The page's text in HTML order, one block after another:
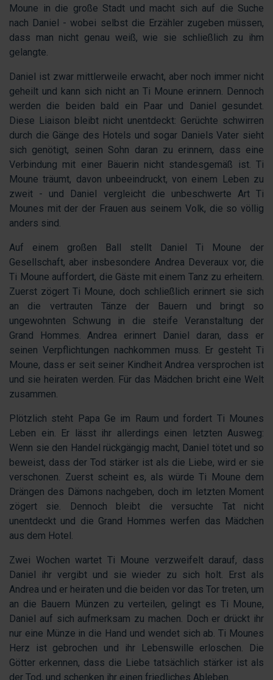
Moune in die große Stadt und macht sich auf die Suche
nach Daniel - wobei selbst die Erzähler zugeben müssen,
dass man nicht genau weiß, wie sie schließlich zu ihm
gelangte.
Daniel ist zwar mittlerweile erwacht, aber noch immer nicht
geheilt und kann sich nicht an Ti Moune erinnern. Dennoch
werden die beiden bald ein Paar und Daniel gesundet.
Diese Liaison bleibt nicht unentdeckt: Gerüchte schwirren
durch die Gänge des Hotels und sogar Daniels Vater sieht
sich genötigt, seinen Sohn daran zu erinnern, dass eine
Verbindung mit einer Bäuerin nicht standesgemäß ist. Ti
Moune träumt, davon unbeeindruckt, von einem Leben zu
zweit - und Daniel vergleicht die unbeschwerte Art Ti
Mounes mit der der Frauen aus seinem Volk, die so völlig
anders sind.
Auf einem großen Ball stellt Daniel Ti Moune der
Gesellschaft, aber insbesondere Andrea Deveraux vor, die
Ti Moune auffordert, die Gäste mit einem Tanz zu erheitern.
Zuerst zögert Ti Moune, doch schließlich erinnert sie sich
an die vertrauten Tänze der Bauern und bringt so
ungewohnten Schwung in die steife Veranstaltung der
Grand Hommes. Andrea erinnert Daniel daran, dass er
seinen Verpflichtungen nachkommen muss. Er gesteht Ti
Moune, dass er seit seiner Kindheit Andrea versprochen ist
und sie heiraten werden. Für das Mädchen bricht eine Welt
zusammen.
Plötzlich steht Papa Ge im Raum und fordert Ti Mounes
Leben ein. Er lässt ihr allerdings einen letzten Ausweg:
Wenn sie den Handel rückgängig macht, Daniel tötet und so
beweist, dass der Tod stärker ist als die Liebe, wird er sie
verschonen. Zuerst scheint es, als würde Ti Moune dem
Drängen des Dämons nachgeben, doch im letzten Moment
zögert sie. Dennoch bleibt die versuchte Tat nicht
unentdeckt und die Grand Hommes werfen das Mädchen
aus dem Hotel.
Zwei Wochen wartet Ti Moune verzweifelt darauf, dass
Daniel ihr vergibt und sie wieder zu sich holt. Erst als
Andrea und er heiraten und die beiden vor das Tor treten, um
an die Bauern Münzen zu verteilen, gelingt es Ti Moune,
Daniel auf sich aufmerksam zu machen. Doch er drückt ihr
nur eine Münze in die Hand und wendet sich ab. Ti Mounes
Herz ist gebrochen und ihr Lebenswille erloschen. Die
Götter erkennen, dass die Liebe tatsächlich stärker ist als
der Tod, und schenken ihr einen friedliches Ableben.